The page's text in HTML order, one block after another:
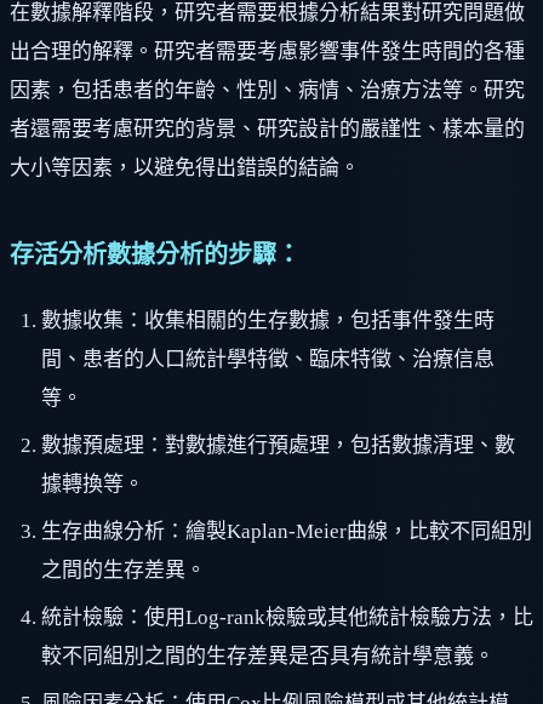
在數據解釋階段，研究者需要根據分析結果對研究問題做
出合理的解釋。研究者需要考慮影響事件發生時間的各種
因素，包括患者的年齡、性別、病情、治療方法等。研究
者還需要考慮研究的背景、研究設計的嚴謹性、樣本量的
大小等因素，以避免得出錯誤的結論。
存活分析數據分析的步驟：
數據收集：收集相關的生存數據，包括事件發生時
間、患者的人口統計學特徵、臨床特徵、治療信息
等。
數據預處理：對數據進行預處理，包括數據清理、數
據轉換等。
生存曲線分析：繪製Kaplan-Meier曲線，比較不同組別
之間的生存差異。
統計檢驗：使用Log-rank檢驗或其他統計檢驗方法，比
較不同組別之間的生存差異是否具有統計學意義。